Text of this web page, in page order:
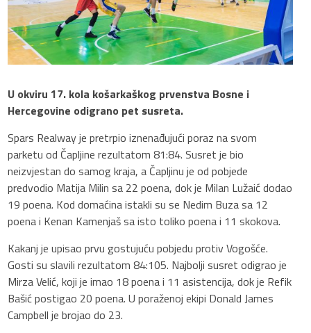
U okviru 17. kola košarkaškog prvenstva Bosne i
Hercegovine odigrano pet susreta.
Spars Realway je pretrpio iznenađujući poraz na svom
parketu od Čapljine rezultatom 81:84. Susret je bio
neizvjestan do samog kraja, a Čapljinu je od pobjede
predvodio Matija Milin sa 22 poena, dok je Milan Lužaić dodao
19 poena. Kod domaćina istakli su se Nedim Buza sa 12
poena i Kenan Kamenjaš sa isto toliko poena i 11 skokova.
Kakanj je upisao prvu gostujuću pobjedu protiv Vogošće.
Gosti su slavili rezultatom 84:105. Najbolji susret odigrao je
Mirza Velić, koji je imao 18 poena i 11 asistencija, dok je Refik
Bašić postigao 20 poena. U poraženoj ekipi Donald James
Campbell je brojao do 23.